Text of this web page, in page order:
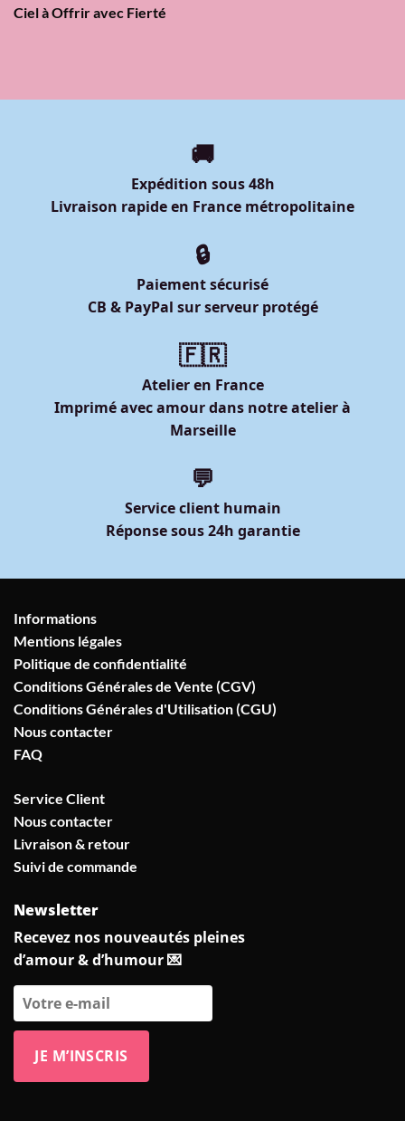
Ciel à Offrir avec Fierté
🚚
Expédition sous 48h
Livraison rapide en France métropolitaine
🔒
Paiement sécurisé
CB & PayPal sur serveur protégé
🇫🇷
Atelier en France
Imprimé avec amour dans notre atelier à
Marseille
💬
Service client humain
Réponse sous 24h garantie
Informations
Mentions légales
Politique de confidentialité
Conditions Générales de Vente (CGV)
Conditions Générales d'Utilisation (CGU)
Nous contacter
FAQ
Service Client
Nous contacter
Livraison & retour
Suivi de commande
Newsletter
Recevez nos nouveautés pleines
d’amour & d’humour 💌